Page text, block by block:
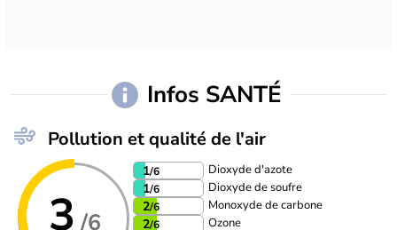
Infos SANTÉ
Pollution et qualité de l'air
3 /6
1/6 Dioxyde d'azote
1/6 Dioxyde de soufre
2/6 Monoxyde de carbone
2/6 Ozone